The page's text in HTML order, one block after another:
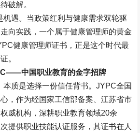
破解。
机遇。当政策红利与健康需求双轮驱
向实践，一个属于健康管理师的黄金
健康管理师证书，正是这个时代最
。
中国职业教育的金字招牌
质是选择一份信任背书。 JYPC全国
，作为经国家工信部备案、江苏省市
威机构，深耕职业教育领域20余
提供职业技能认证服务，其证书在人